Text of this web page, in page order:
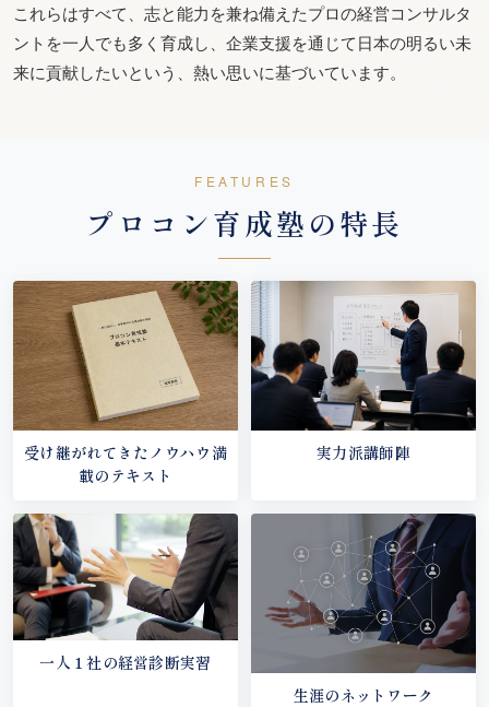
これらはすべて、志と能力を兼ね備えたプロの経営コンサルタ
ントを一人でも多く育成し、企業支援を通じて日本の明るい未
来に貢献したいという、熱い思いに基づいています。
FEATURES
プロコン育成塾の特長
受け継がれてきたノウハウ満
載のテキスト
実力派講師陣
一人１社の経営診断実習
生涯のネットワーク